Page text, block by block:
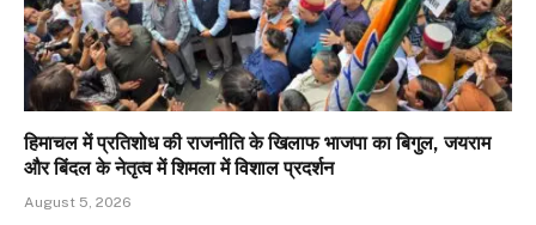
हिमाचल में प्रतिशोध की राजनीति के खिलाफ भाजपा का बिगुल, जयराम
और बिंदल के नेतृत्व में शिमला में विशाल प्रदर्शन
August 5, 2026